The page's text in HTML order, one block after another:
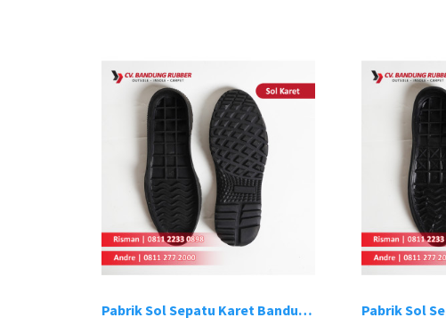
Pabrik Sol Sepatu Karet Bandung 13